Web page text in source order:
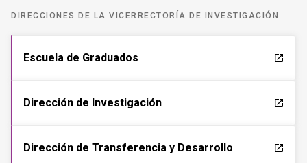
DIRECCIONES DE LA VICERRECTORÍA DE INVESTIGACIÓN
Escuela de Graduados launch
Dirección de Investigación launch
Dirección de Transferencia y Desarrollo launch